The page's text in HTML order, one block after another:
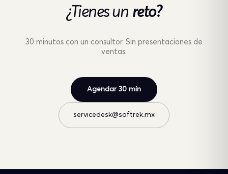
¿Tienes un reto?
30 minutos con un consultor. Sin presentaciones de
ventas.
Agendar 30 min
servicedesk@softrek.mx